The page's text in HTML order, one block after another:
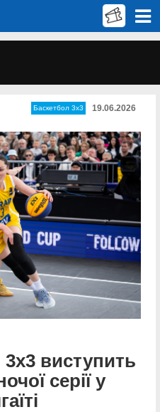
Баскетбол 3х3 19.06.2026
3х3 виступить
серії у